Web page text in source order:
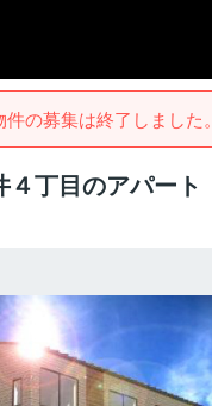
件の募集は終了しました。
４丁目のアパート